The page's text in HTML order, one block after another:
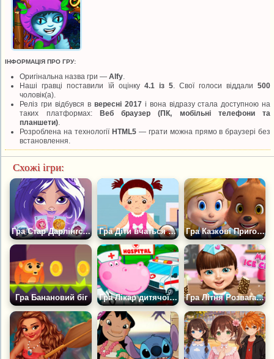
ІНФОРМАЦІЯ ПРО ГРУ:
Оригінальна назва гри —Alfy
Наші гравці поставили їй оцінку 4.1 із 5. Свої голоси віддали500
чоловік(а).
Реліз гри відбувся в вересні 2017і вона відразу стала доступною на
таких платформах: Веб браузер (ПК, мобільні телефони та
планшети)
Розроблена на технології HTML5— грати можна прямо в браузері без
встановлення.
Схожі ігри:
Гра Стар Дарлінгс: Тренування Пам'яті Гра Діти вчаться професій Гра Казкові Пригоди
Гра Банановий біг Гра Лікар дитячої лікарні Гра Літня Розвага для Дітей